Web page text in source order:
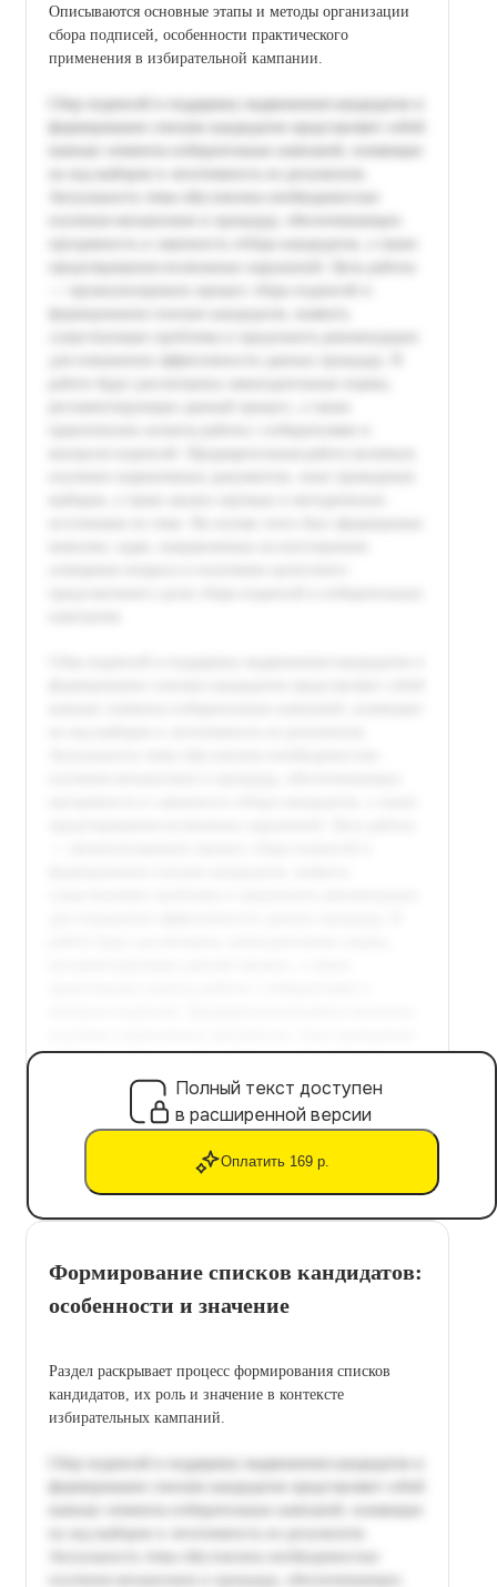
Описываются основные этапы и методы организации
сбора подписей, особенности практического
применения в избирательной кампании.
Полный текст доступен
в расширенной версии
Оплатить 169 р.
Формирование списков кандидатов:
особенности и значение
Раздел раскрывает процесс формирования списков
кандидатов, их роль и значение в контексте
избирательных кампаний.